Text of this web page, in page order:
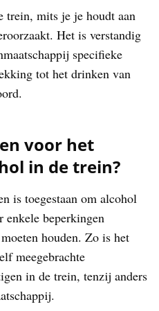
trein, mits je je houdt aan
Het is verstandig
specifieke
tot het drinken van
voor het
in de trein?
is toegestaan om alcohol
beperkingen
houden. Zo is het
meegebrachte
in de trein, tenzij anders